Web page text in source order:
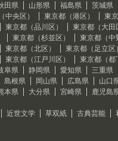
田県 山形県 福島県
茨城県
中央区） 東京都（港区）
東
東京都（品川区）
東京都（大田
東京都（杉並区）
東京都（中
東京都（北区）
東京都（足立区
東京都（江戸川区）
東京都（都
阜県 静岡県 愛知県
三重県
島根県 岡山県 広島県
山口
本県 大分県 宮崎県
鹿児島
近世文学 草双紙 古典芸能